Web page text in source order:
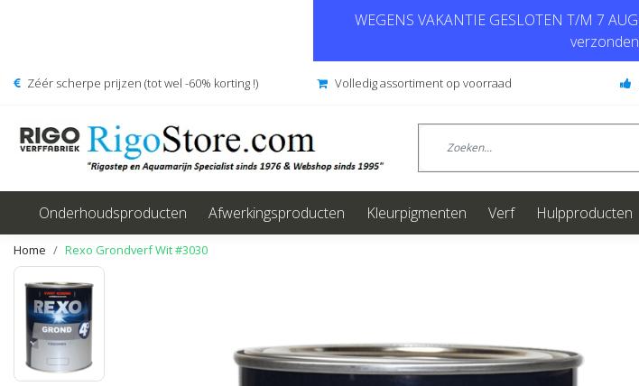
WEGENS VAKANTIE GESLOTEN T/M 7
Zéér scherpe prijzen (tot wel -60% korting !) Volledig assortiment op voorraad
Onderhoudsproducten Afwerkingsproducten Kleurpigmenten Verf Hulpproducten
Home Rexo Grondverf Wit #3030